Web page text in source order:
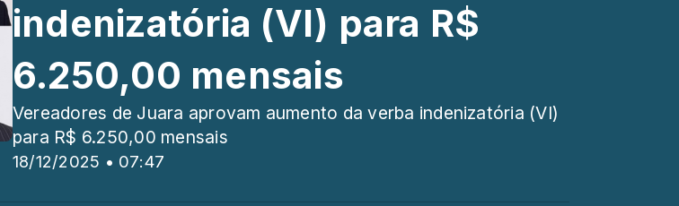
18/12/2025 • 07:47
indenizatória (VI) para R$
6.250,00 mensais
Vereadores de Juara aprovam aumento da verba indenizatória (VI)
para R$ 6.250,00 mensais